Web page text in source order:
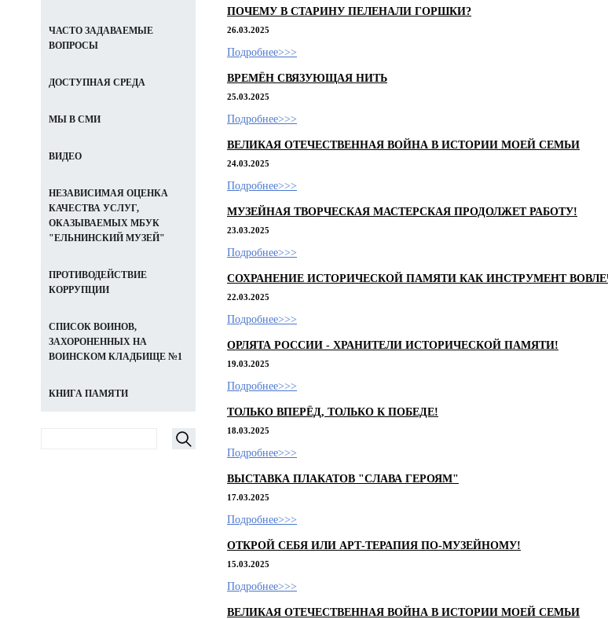
ПОЧЕМУ В СТАРИНУ ПЕЛЕНАЛИ ГОРШКИ?
26.03.2025
Подробнее>>>
ВРЕМЁН СВЯЗУЮЩАЯ НИТЬ
25.03.2025
Подробнее>>>
ВЕЛИКАЯ ОТЕЧЕСТВЕННАЯ ВОЙНА В ИСТОРИИ МОЕЙ СЕМЬИ
24.03.2025
Подробнее>>>
МУЗЕЙНАЯ ТВОРЧЕСКАЯ МАСТЕРСКАЯ ПРОДОЛЖЕТ РАБОТУ!
23.03.2025
Подробнее>>>
СОХРАНЕНИЕ ИСТОРИЧЕСКОЙ ПАМЯТИ КАК ИНСТРУМЕНТ
22.03.2025
Подробнее>>>
ОРЛЯТА РОССИИ - ХРАНИТЕЛИ ИСТОРИЧЕСКОЙ ПАМЯТИ!
19.03.2025
Подробнее>>>
ТОЛЬКО ВПЕРЁД, ТОЛЬКО К ПОБЕДЕ!
18.03.2025
Подробнее>>>
ВЫСТАВКА ПЛАКАТОВ "СЛАВА ГЕРОЯМ"
17.03.2025
Подробнее>>>
ОТКРОЙ СЕБЯ ИЛИ АРТ-ТЕРАПИЯ ПО-МУЗЕЙНОМУ!
15.03.2025
Подробнее>>>
ВЕЛИКАЯ ОТЕЧЕСТВЕННАЯ ВОЙНА В ИСТОРИИ МОЕЙ СЕМЬИ
ЧАСТО ЗАДАВАЕМЫЕ
ВОПРОСЫ
ДОСТУПНАЯ СРЕДА
МЫ В СМИ
ВИДЕО
НЕЗАВИСИМАЯ ОЦЕНКА
КАЧЕСТВА УСЛУГ,
ОКАЗЫВАЕМЫХ МБУК
"ЕЛЬНИНСКИЙ МУЗЕЙ"
ПРОТИВОДЕЙСТВИЕ
КОРРУПЦИИ
СПИСОК ВОИНОВ,
ЗАХОРОНЕННЫХ НА
ВОИНСКОМ КЛАДБИЩЕ №1
КНИГА ПАМЯТИ